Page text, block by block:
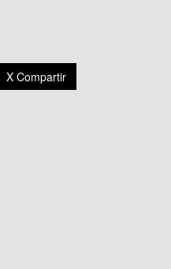
X Compartir